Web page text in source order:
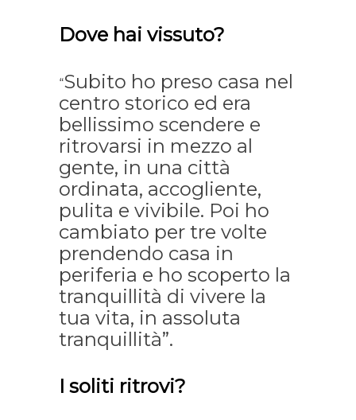
Dove hai vissuto?
“Subito ho preso casa nel
centro storico ed era
bellissimo scendere e
ritrovarsi in mezzo al
gente, in una città
ordinata, accogliente,
pulita e vivibile. Poi ho
cambiato per tre volte
prendendo casa in
periferia e ho scoperto la
tranquillità di vivere la
tua vita, in assoluta
tranquillità”.
I soliti ritrovi?